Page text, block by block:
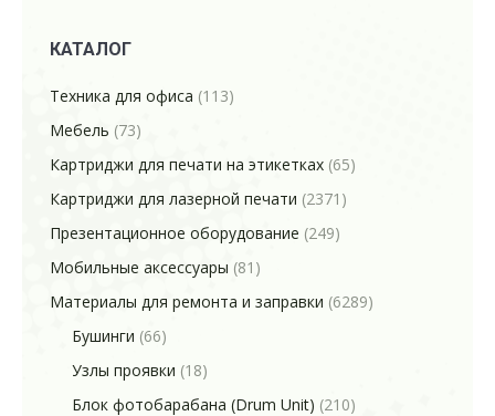
КАТАЛОГ
Техника для офиса (113)
Мебель (73)
Картриджи для печати на этикетках (65)
Картриджи для лазерной печати (2371)
Презентационное оборудование (249)
Мобильные аксессуары (81)
Материалы для ремонта и заправки (6289)
Бушинги (66)
Узлы проявки (18)
Блок фотобарабана (Drum Unit) (210)